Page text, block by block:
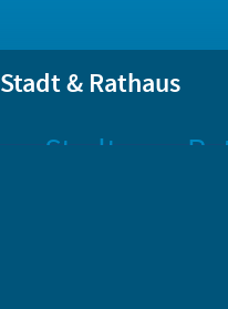
Stadt & Rathaus
Stadt